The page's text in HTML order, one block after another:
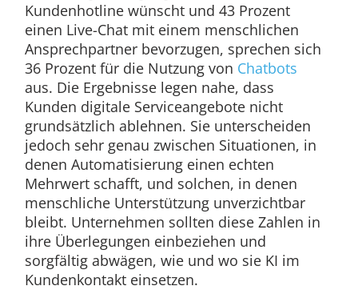
Kundenhotline wünscht und 43 Prozent
einen Live-Chat mit einem menschlichen
Ansprechpartner bevorzugen, sprechen sich
36 Prozent für die Nutzung von Chatbots
aus. Die Ergebnisse legen nahe, dass
Kunden digitale Serviceangebote nicht
grundsätzlich ablehnen. Sie unterscheiden
jedoch sehr genau zwischen Situationen, in
denen Automatisierung einen echten
Mehrwert schafft, und solchen, in denen
menschliche Unterstützung unverzichtbar
bleibt. Unternehmen sollten diese Zahlen in
ihre Überlegungen einbeziehen und
sorgfältig abwägen, wie und wo sie KI im
Kundenkontakt einsetzen.